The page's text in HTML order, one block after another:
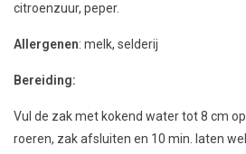
citroenzuur, peper.
Allergenen: melk, selderij
Bereiding:
Vul de zak met kokend water tot 8 cm
roeren, zak afsluiten en 10 min. laten